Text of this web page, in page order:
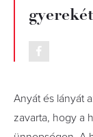
Anyát és lányát
zavarta, hogy a